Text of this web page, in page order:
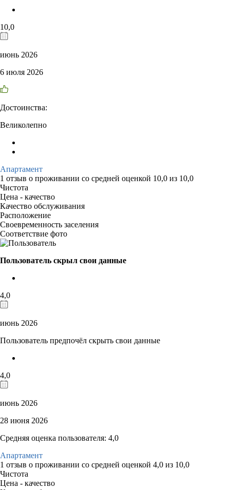
10,0
июнь 2026
6 июля 2026
Достоинства:
Великолепно
Апартамент
1 отзыв о проживании со средней оценкой 10,0 из 10,0
Чистота
Цена - качество
Качество обслуживания
Расположение
Своевременность заселения
Соответствие фото
Пользователь скрыл свои данные
4,0
июнь 2026
Пользователь предпочёл скрыть свои данные
4,0
июнь 2026
28 июня 2026
Средняя оценка пользователя: 4,0
Апартамент
1 отзыв о проживании со средней оценкой 4,0 из 10,0
Чистота
Цена - качество